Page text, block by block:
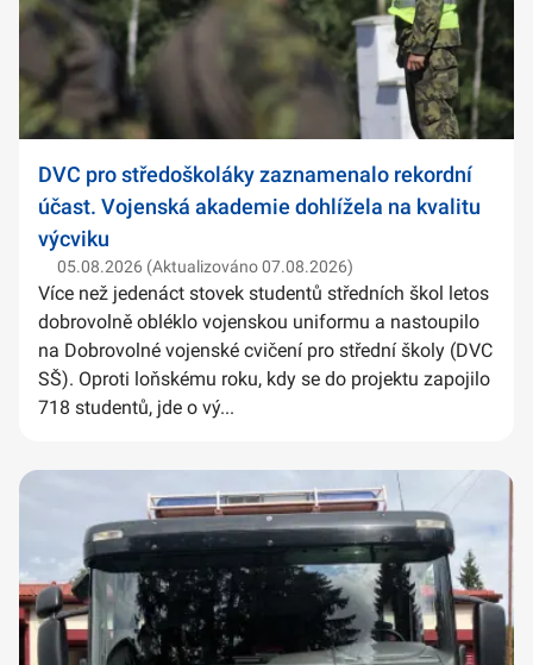
DVC pro středoškoláky zaznamenalo rekordní
účast. Vojenská akademie dohlížela na kvalitu
výcviku
05.08.2026 (Aktualizováno 07.08.2026)
Více než jedenáct stovek studentů středních škol letos
dobrovolně obléklo vojenskou uniformu a nastoupilo
na Dobrovolné vojenské cvičení pro střední školy (DVC
SŠ). Oproti loňskému roku, kdy se do projektu zapojilo
718 studentů, jde o vý...